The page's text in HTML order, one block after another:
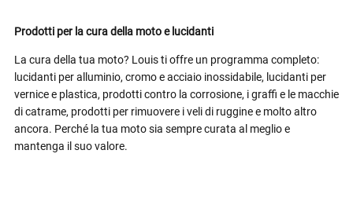
Prodotti per la cura della moto e lucidanti
La cura della tua moto? Louis ti offre un programma completo:
lucidanti per alluminio, cromo e acciaio inossidabile, lucidanti per
vernice e plastica, prodotti contro la corrosione, i graffi e le macchie
di catrame, prodotti per rimuovere i veli di ruggine e molto altro
ancora. Perché la tua moto sia sempre curata al meglio e
mantenga il suo valore.